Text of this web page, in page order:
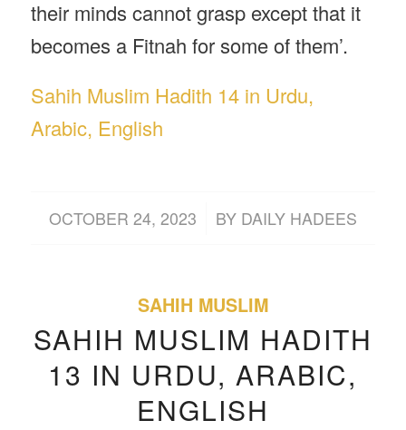
their minds cannot grasp except that it
becomes a Fitnah for some of them’.
Sahih Muslim Hadith 14 in Urdu,
Arabic, English
OCTOBER 24, 2023
/ BY DAILY HADEES
SAHIH MUSLIM
SAHIH MUSLIM HADITH
13 IN URDU, ARABIC,
ENGLISH